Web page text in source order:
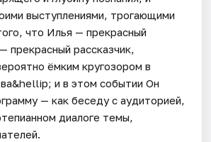
выступлениями, трогающими
что Илья — прекрасный
прекрасный рассказчик,
ёмким кругозором в
и в этом событии Он
— как беседу с аудиторией,
диалоге темы,